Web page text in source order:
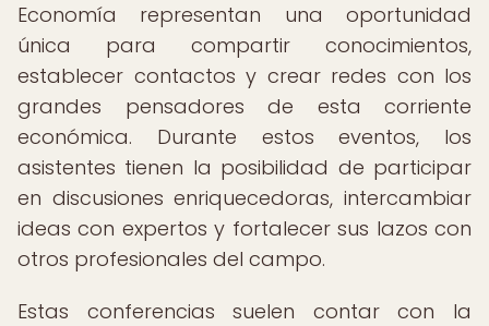
Economía representan una oportunidad
única para compartir conocimientos,
establecer contactos y crear redes con los
grandes pensadores de esta corriente
económica. Durante estos eventos, los
asistentes tienen la posibilidad de participar
en discusiones enriquecedoras, intercambiar
ideas con expertos y fortalecer sus lazos con
otros profesionales del campo.
Estas conferencias suelen contar con la